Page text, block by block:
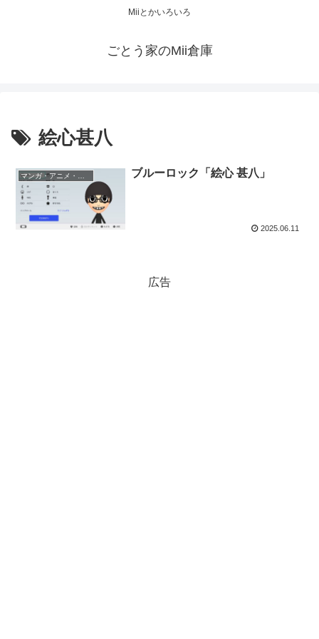
Miiとかいろいろ
ごとう家のMii倉庫
絵心甚八
ブルーロック「絵心 甚八」
2025.06.11
広告